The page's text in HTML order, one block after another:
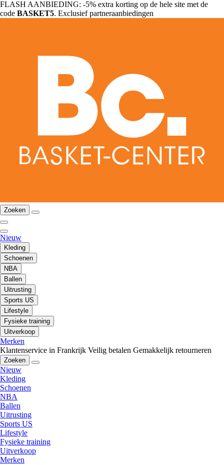
FLASH AANBIEDING: -5% extra korting op de hele site met de
code BASKET5. Exclusief partneraanbiedingen
Zoeken
Nieuw
Kleding
Schoenen
NBA
Ballen
Uitrusting
Sports US
Lifestyle
Fysieke training
Uitverkoop
Merken
Klantenservice in Frankrijk Veilig betalen Gemakkelijk retourneren
Zoeken
Nieuw
Kleding
Schoenen
NBA
Ballen
Uitrusting
Sports US
Lifestyle
Fysieke training
Uitverkoop
Merken